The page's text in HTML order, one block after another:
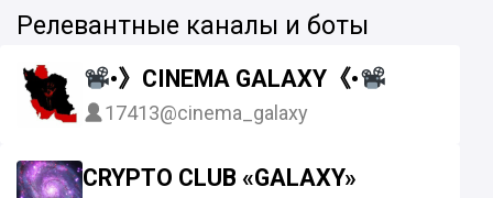
Релевантные каналы и боты
•》CINEMA GALAXY《•
17413@cinema_galaxy
CRYPTO CLUB «GALAXY»